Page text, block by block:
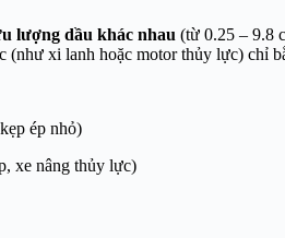
lượng dầu khác nhau (từ 0.25 – 9.8
(như xi lanh hoặc motor thủy lực) chỉ
ép nhỏ)
xe nâng thủy lực)